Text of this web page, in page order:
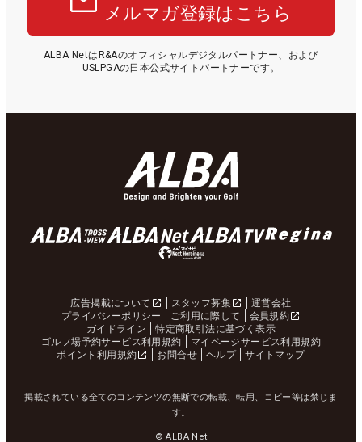
メルマガ登録はこちら
ALBA NetはR&Aのオフィシャルデジタルパートナー、および
USLPGAの日本公式サイトパートナーです。
広告掲載について スタッフ募集
運営会社
プライバシーポリシー
ご利用に際して
会員規約
ガイドライン
特定商取引法に基づく表示
ゴルフ場予約サービス利用規約
マイページサービス利用規約
ポイント利用規約
お問合せ ヘルプ サイトマップ
掲載されている全てのコンテンツの無断での転載、転用、コピー等は禁じま
す。
© ALBA Net